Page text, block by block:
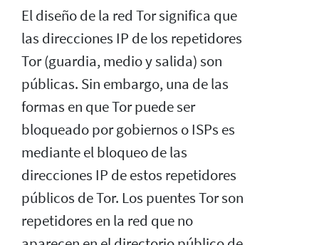
El diseño de la red Tor significa que
las direcciones IP de los repetidores
Tor (guardia, medio y salida) son
públicas. Sin embargo, una de las
formas en que Tor puede ser
bloqueado por gobiernos o ISPs es
mediante el bloqueo de las
direcciones IP de estos repetidores
públicos de Tor. Los puentes Tor son
repetidores en la red que no